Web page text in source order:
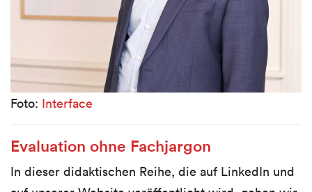
Foto: Interface
Evaluation ohne Fachjargon
In dieser didaktischen Reihe, die auf LinkedIn und